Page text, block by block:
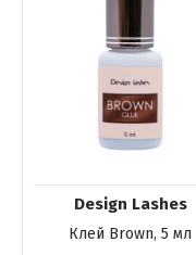
Design Lashes
Клей Brown, 5 мл